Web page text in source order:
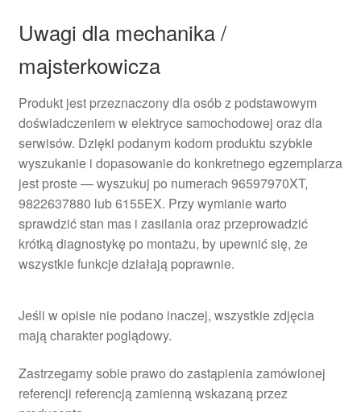
Uwagi dla mechanika /
majsterkowicza
Produkt jest przeznaczony dla osób z podstawowym
doświadczeniem w elektryce samochodowej oraz dla
serwisów. Dzięki podanym kodom produktu szybkie
wyszukanie i dopasowanie do konkretnego egzemplarza
jest proste — wyszukuj po numerach 96597970XT,
9822637880 lub 6155EX. Przy wymianie warto
sprawdzić stan mas i zasilania oraz przeprowadzić
krótką diagnostykę po montażu, by upewnić się, że
wszystkie funkcje działają poprawnie.
Jeśli w opisie nie podano inaczej, wszystkie zdjęcia
mają charakter poglądowy.
Zastrzegamy sobie prawo do zastąpienia zamówionej
referencji referencją zamienną wskazaną przez